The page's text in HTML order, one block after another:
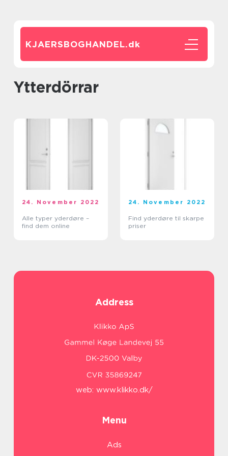
KJAERSBOGHANDEL.dk
Ytterdörrar
24. November 2022
Alle typer yderdøre –
find dem online
24. November 2022
Find yderdøre til skarpe
priser
Address
web: www.klikko.dk/
Menu
Ads